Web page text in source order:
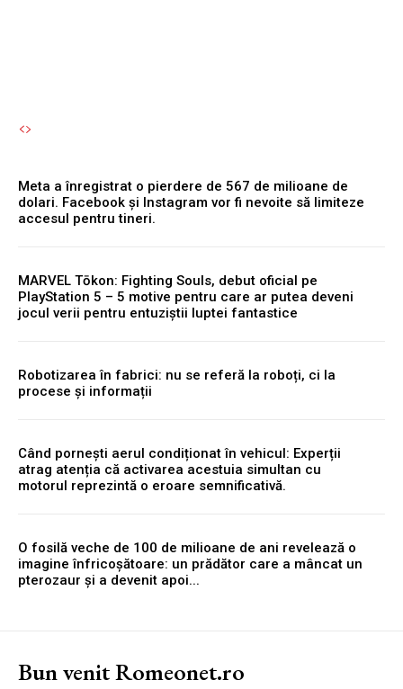
Meta a înregistrat o pierdere de 567 de milioane de
dolari. Facebook și Instagram vor fi nevoite să limiteze
accesul pentru tineri.
MARVEL Tōkon: Fighting Souls, debut oficial pe
PlayStation 5 – 5 motive pentru care ar putea deveni
jocul verii pentru entuziștii luptei fantastice
Robotizarea în fabrici: nu se referă la roboți, ci la
procese și informații
Când pornești aerul condiționat în vehicul: Experții
atrag atenția că activarea acestuia simultan cu
motorul reprezintă o eroare semnificativă.
O fosilă veche de 100 de milioane de ani revelează o
imagine înfricoșătoare: un prădător care a mâncat un
pterozaur și a devenit apoi...
Bun venit Romeonet.ro